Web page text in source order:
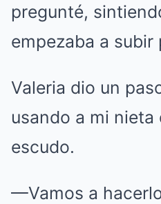
pregunté,
empezaba a
Valeria dio un
usando a mi nieta
escudo.
—Vamos a